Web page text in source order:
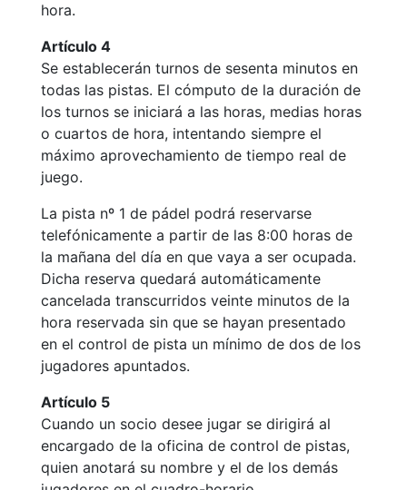
Pádel
Escuela de
Pádel
Campeonato
Social de Pádel
Cuadros de
juego
Cuadro
d'Honor
Histórico del
Campeonato
Social
Normativa
Otros deportes
Activitats
Socials
Salidas
hora.
Artículo 4
Se establecerán turnos de sesenta minutos en
todas las pistas. El cómputo de la duración de
los turnos se iniciará a las horas, medias horas
o cuartos de hora, intentando siempre el
máximo aprovechamiento de tiempo real de
juego.
La pista nº 1 de pádel podrá reservarse
telefónicamente a partir de las 8:00 horas de
la mañana del día en que vaya a ser ocupada.
Dicha reserva quedará automáticamente
cancelada transcurridos veinte minutos de la
hora reservada sin que se hayan presentado
en el control de pista un mínimo de dos de los
jugadores apuntados.
Artículo 5
Cuando un socio desee jugar se dirigirá al
encargado de la oficina de control de pistas,
quien anotará su nombre y el de los demás